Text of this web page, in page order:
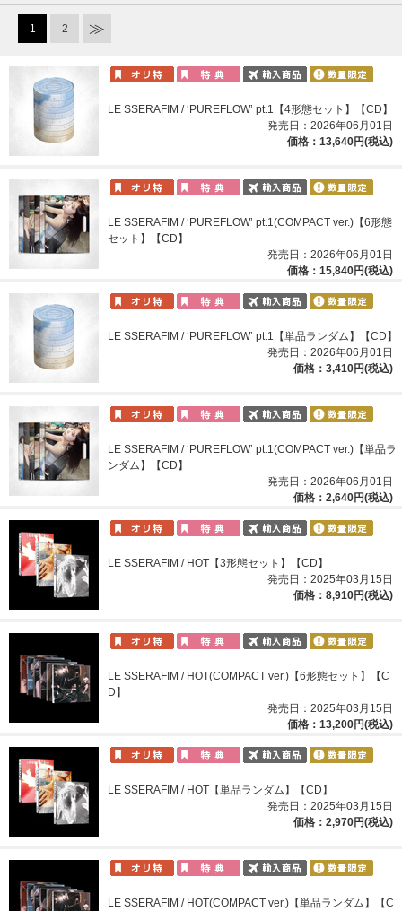
1 2
LE SSERAFIM / ‘PUREFLOW’ pt.1【4形態セット】【CD】
発売日：2026年06月01日
価格：13,640円(税込)
LE SSERAFIM / ‘PUREFLOW’ pt.1(COMPACT ver.)【6形態
セット】【CD】
発売日：2026年06月01日
価格：15,840円(税込)
LE SSERAFIM / ‘PUREFLOW’ pt.1【単品ランダム】【CD】
発売日：2026年06月01日
価格：3,410円(税込)
LE SSERAFIM / ‘PUREFLOW’ pt.1(COMPACT ver.)【単品ラ
ンダム】【CD】
発売日：2026年06月01日
価格：2,640円(税込)
LE SSERAFIM / HOT【3形態セット】【CD】
発売日：2025年03月15日
価格：8,910円(税込)
LE SSERAFIM / HOT(COMPACT ver.)【6形態セット】【C
D】
発売日：2025年03月15日
価格：13,200円(税込)
LE SSERAFIM / HOT【単品ランダム】【CD】
発売日：2025年03月15日
価格：2,970円(税込)
LE SSERAFIM / HOT(COMPACT ver.)【単品ランダム】【C